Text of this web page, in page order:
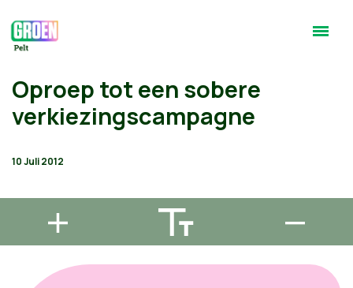
Oproep tot een sobere
verkiezingscampagne
10 Juli 2012